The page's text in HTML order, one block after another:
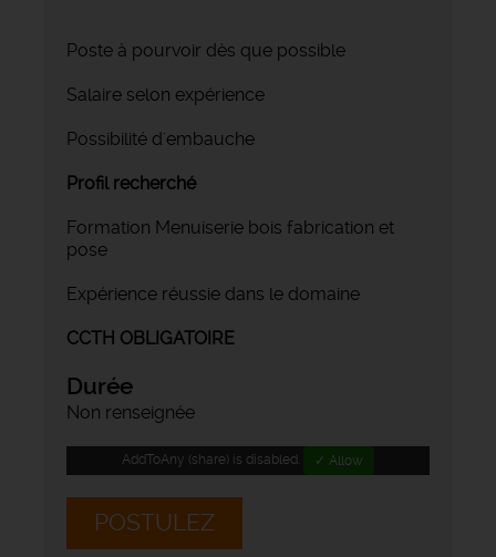
Poste à pourvoir dès que possible
Salaire selon expérience
Possibilité d'embauche
Profil recherché
Formation Menuiserie bois fabrication et
pose
Expérience réussie dans le domaine
CCTH OBLIGATOIRE
Durée
Non renseignée
AddToAny (share) is disabled. ✓ Allow
POSTULEZ